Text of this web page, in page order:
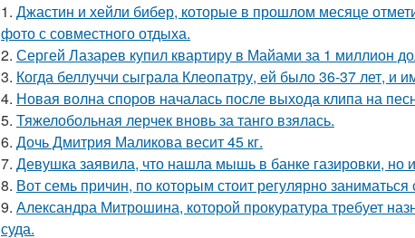
1. Джастин и хейли бибер, которые в прошлом месяце
фото с совместного отдыха.
2. Сергей Лазарев купил квартиру в Майами за 1 миллион
3. Когда беллуччи сыграла Клеопатру, ей было 36-37 лет, и
4. Новая волна споров началась после выхода клипа на
5. Тяжелобольная лерчек вновь за танго взялась.
6. Дочь Дмитрия Маликова весит 45 кг.
7. Девушка заявила, что нашла мышь в банке газировки,
8. Вот семь причин, по которым стоит регулярно заниматься
9. Александра Митрошина, которой прокуратура требует
суда.